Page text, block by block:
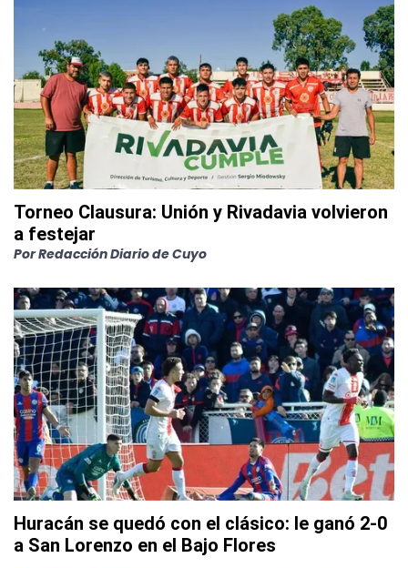
Torneo Clausura: Unión y Rivadavia volvieron
a festejar
PorRedacción Diario de Cuyo
Huracán se quedó con el clásico: le ganó 2-0
a San Lorenzo en el Bajo Flores